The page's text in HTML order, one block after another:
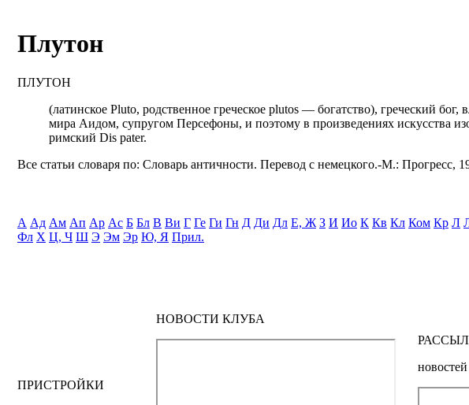
Плутон
ПЛУТОН
(латинское Pluto, родственное греческое plutos — богатство), греческий
мира Аидом, супругом Персефоны, и поэтому в произведениях искусства
римский Dis pater.
Все статьи словаря по: Словарь античности. Перевод с немецкого.-М.: Прогресс,
А Ад Ам Ап Ар Ас Б Бл В Ви Г Ге Ги Гн Д Ди Дл Е, Ж З И Ио К Кв Кл Ком Кр Л
Фл Х Ц, Ч Ш Э Эм Эр Ю, Я Прил.
ПРИСТРОЙКИ
НОВОСТИ КЛУБА